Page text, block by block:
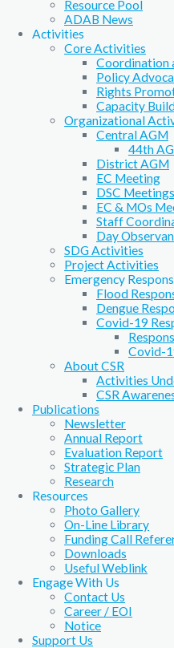
Resource Pool
ADAB News
Activities
Core Activities
Coordination
Policy
Rights
Capacity
Organizational
Central AGM
44th
District AGM
EC Meeting
DSC Meetings
EC & MOs
Staff
Day
SDG Activities
Project Activities
Emergency
Flood
Dengue
Covid-19
Covid-
About CSR
Activities
CSR
Publications
Newsletter
Annual Report
Evaluation Report
Strategic Plan
Research
Resources
Photo Gallery
On-Line Library
Funding Call
Downloads
Useful Weblink
Engage With Us
Contact Us
Career / EOI
Notice
Support Us